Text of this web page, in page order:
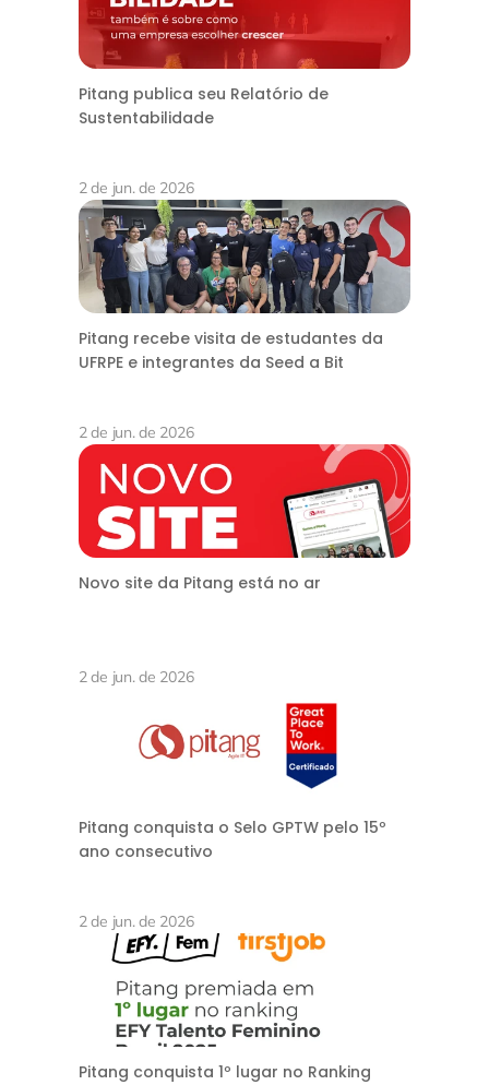
Pitang publica seu Relatório de
Sustentabilidade
2 de jun. de 2026
Pitang recebe visita de estudantes da
UFRPE e integrantes da Seed a Bit
2 de jun. de 2026
Novo site da Pitang está no ar
2 de jun. de 2026
Pitang conquista o Selo GPTW pelo 15º
ano consecutivo
2 de jun. de 2026
Pitang conquista 1º lugar no Ranking